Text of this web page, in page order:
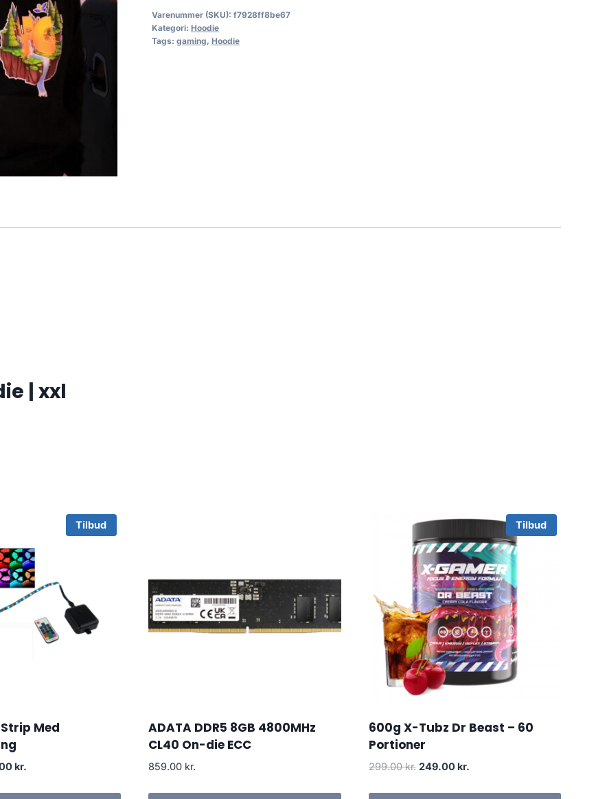
Varenummer (SKU): f7928ff8be67
Kategori: Hoodie
Tags: gaming, Hoodie
| xxl
Tilbud
Strip Med
kr.Current
ADATA DDR5 8GB 4800MHz
CL40 On-die ECC
859.00 kr.
Tilbud
600g X-Tubz Dr Beast – 60
Portioner
299.00kr. Original
249.00 kr.Current